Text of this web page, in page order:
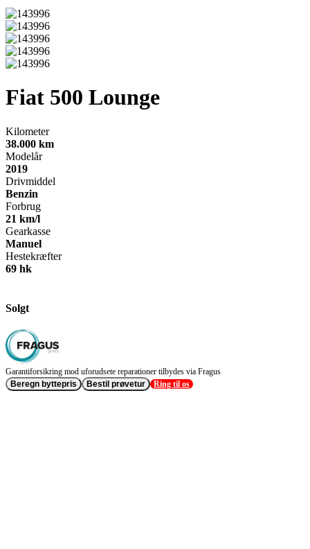
Fiat 500 Lounge
Kilometer
38.000 km
Modelår
2019
Drivmiddel
Benzin
Forbrug
21 km/l
Gearkasse
Manuel
Hestekræfter
69 hk
Solgt
Garantiforsikring mod uforudsete reparationer tilbydes via Fragus
Beregn byttepris
Bestil prøvetur Ring til os